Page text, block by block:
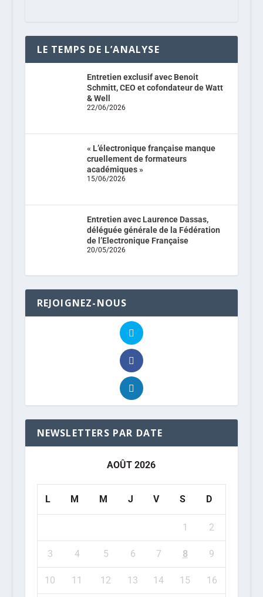
LE TEMPS DE L’ANALYSE
Entretien exclusif avec Benoit
Schmitt, CEO et cofondateur de Watt
& Well
22/06/2026
« L’électronique française manque
cruellement de formateurs
académiques »
15/06/2026
Entretien avec Laurence Dassas,
déléguée générale de la Fédération
de l’Electronique Française
20/05/2026
REJOIGNEZ-NOUS
NEWSLETTERS PAR DATE
AOÛT 2026
L M M J V S D
1 2
3 4 5 6 7 8 9
10 11 12 13 14 15 16